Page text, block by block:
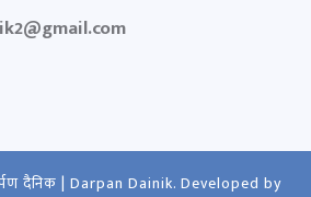
दैनिक | Darpan Dainik. Developed by